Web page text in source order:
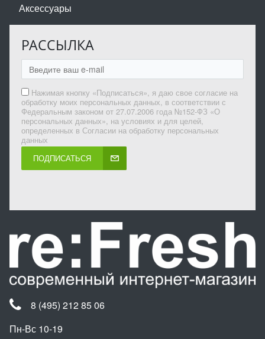
Аксессуары
РАССЫЛКА
Нажимая кнопку «Подписаться», я даю свое согласие на
обработку моих персональных данных, в соответствии с
Федеральным законом от 27.07.2006 года №152-ФЗ «О
персональных данных», на условиях и для целей,
определенных в Согласии на обработку персональных
данных
ПОДПИСАТЬСЯ
8 (495) 212 85 06
Пн-Вс 10-19